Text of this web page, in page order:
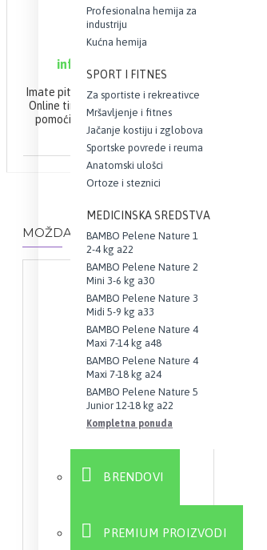
Profesionalna hemija za
industriju
Kućna hemija
SPORT I FITNES
Za sportiste i rekreativce
Mršavljenje i fitnes
Jačanje kostiju i zglobova
Sportske povrede i reuma
Anatomski ulošci
Ortoze i steznici
MEDICINSKA SREDSTVA
BAMBO Pelene Nature 1
2-4 kg a22
BAMBO Pelene Nature 2
Mini 3-6 kg a30
BAMBO Pelene Nature 3
Midi 5-9 kg a33
BAMBO Pelene Nature 4
Maxi 7-14 kg a48
BAMBO Pelene Nature 4
Maxi 7-18 kg a24
BAMBO Pelene Nature 5
Junior 12-18 kg a22
Kompletna ponuda
BRENDOVI
PREMIUM PROIZVODI
ONLINE PODRŠKA
063 10 21 100
info@webapoteka.rs
Imate pitanja u vezi Vaše narudžbine?
Online tim apoteke Demetra će Vam
pomoći da brzo i efikasno završite
Vašu kupovinu.
MOŽDA VAS ZANIMA I OVO...